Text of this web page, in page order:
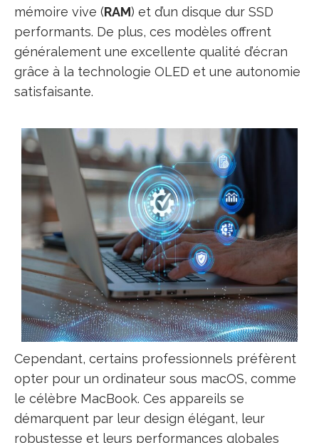
mémoire vive (RAM) et d’un disque dur SSD
performants. De plus, ces modèles offrent
généralement une excellente qualité d’écran
grâce à la technologie OLED et une autonomie
satisfaisante.
Cependant, certains professionnels préfèrent
opter pour un ordinateur sous macOS, comme
le célèbre MacBook. Ces appareils se
démarquent par leur design élégant, leur
robustesse et leurs performances globales